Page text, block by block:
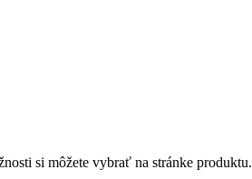
si môžete vybrať na stránke produktu.